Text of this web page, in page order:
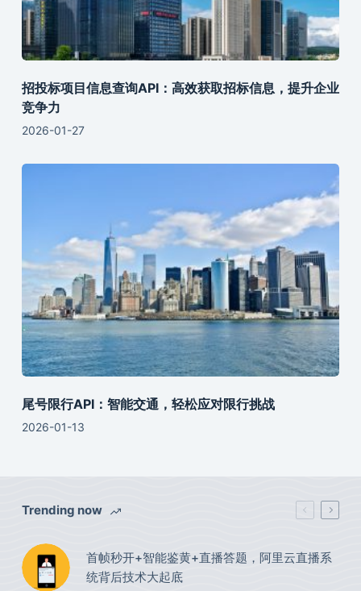
招投标项目信息查询API：高效获取招标信息，提升企业
竞争力
2026-01-27
尾号限行API：智能交通，轻松应对限行挑战
2026-01-13
Trending now
首帧秒开+智能鉴黄+直播答题，阿里云直播系
统背后技术大起底